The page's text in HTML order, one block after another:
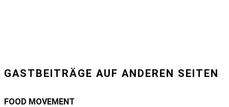
GASTBEITRÄGE AUF ANDEREN SEITEN
FOOD MOVEMENT